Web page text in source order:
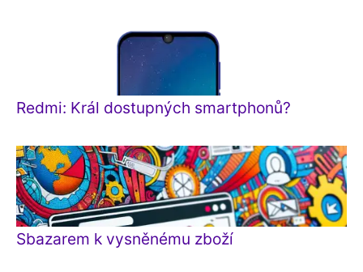
Redmi: Král dostupných smartphonů?
Sbazarem k vysněnému zboží